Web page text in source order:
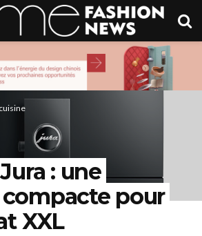
: une
pour
XXL